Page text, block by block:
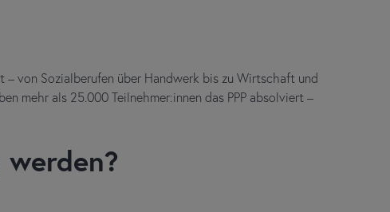
von Sozialberufen über Handwerk bis zu Wirtschaft und
mehr als 25.000 Teilnehmer:innen das PPP absolviert –